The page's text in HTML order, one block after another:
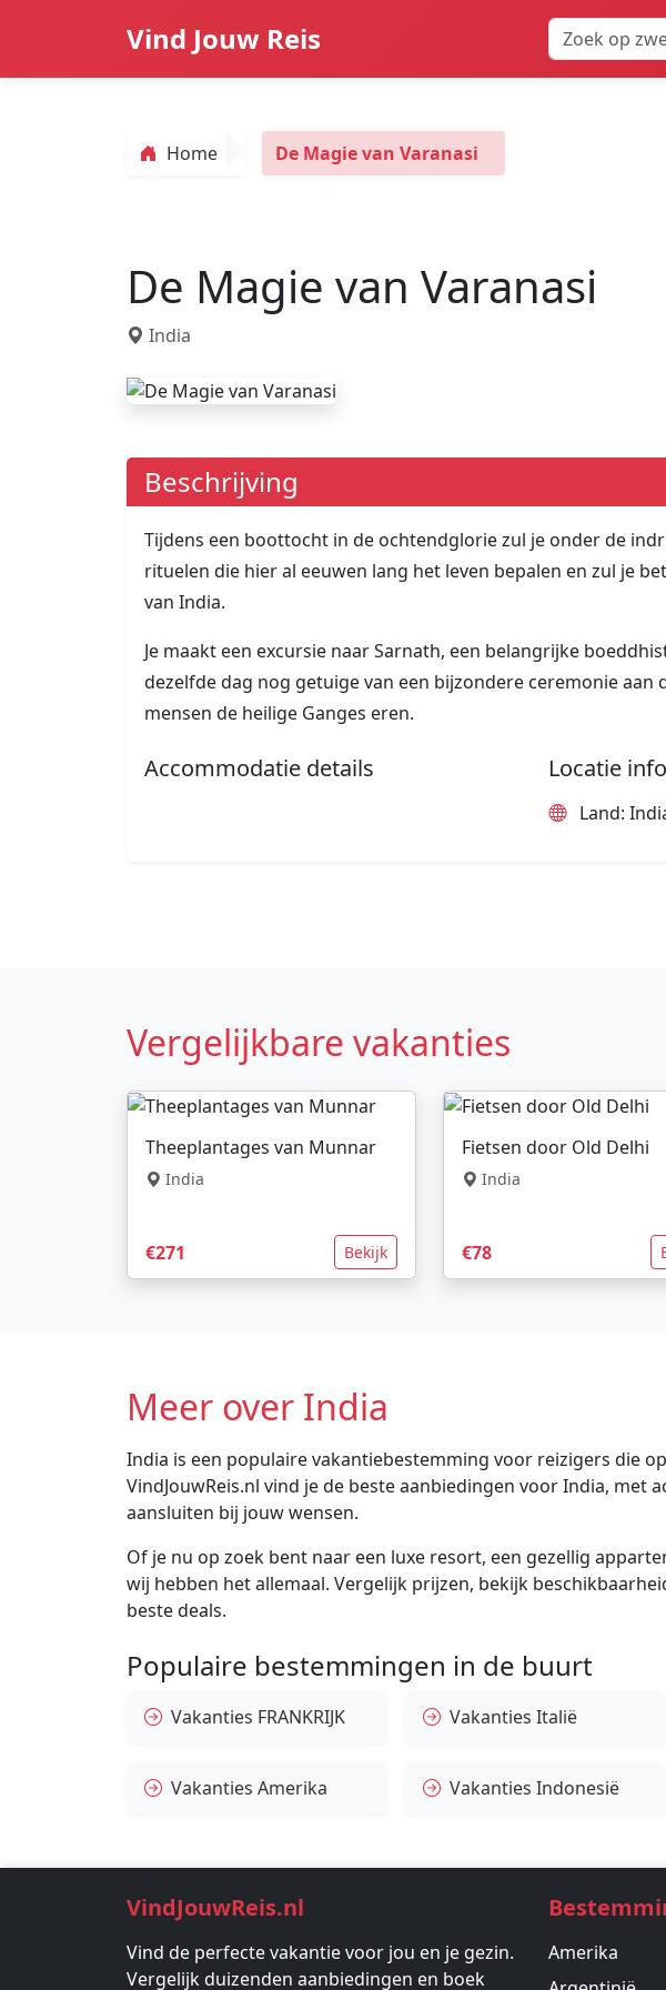
Vind Jouw Reis
Home De Magie van Varanasi
De Magie van Varanasi
India
Beschrijving
Tijdens een boottocht in de ochtendglorie zul je onder de
rituelen die hier al eeuwen lang het leven bepalen en zul je
van India.
Je maakt een excursie naar Sarnath, een belangrijke
dezelfde dag nog getuige van een bijzondere ceremonie aan
mensen de heilige Ganges eren.
Accommodatie details Locatie
Land:
Vergelijkbare vakanties
Theeplantages van Munnar
India
€271 Bekijk
Fietsen door Old Delhi
India
€78
Meer over India
India is een populaire vakantiebestemming voor reizigers die
VindJouwReis.nl vind je de beste aanbiedingen voor India, met
aansluiten bij jouw wensen.
Of je nu op zoek bent naar een luxe resort, een gezellig
wij hebben het allemaal. Vergelijk prijzen, bekijk
beste deals.
Populaire bestemmingen in de buurt
Vakanties FRANKRIJK Vakanties Italië
Vakanties Amerika Vakanties Indonesië
VindJouwReis.nl
Vind de perfecte vakantie voor jou en je gezin.
Vergelijk duizenden aanbiedingen en boek
Amerika